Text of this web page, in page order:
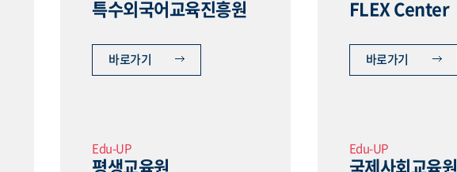
특수외국어교육진흥원
바로가기
FLEX Center
바로가기
Edu-UP
평생교육원
Edu-UP
국제사회교육원